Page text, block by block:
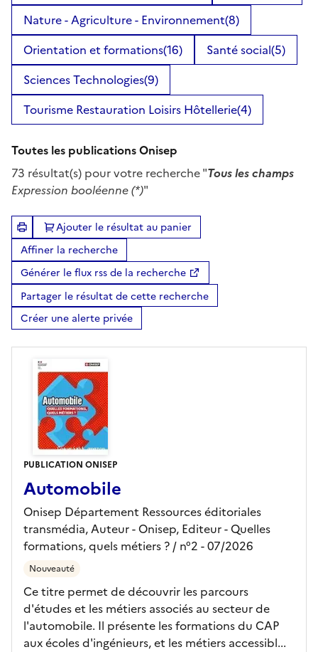
Nature - Agriculture - Environnement(8)
Orientation et formations(16) Santé social(5)
Sciences Technologies(9)
Tourisme Restauration Loisirs Hôtellerie(4)
Toutes les publications Onisep
73 résultat(s) pour votre recherche "Tous les champs
Expression booléenne (*)"
Ajouter le résultat au panier
Affiner la recherche
Générer le flux rss de la recherche
Partager le résultat de cette recherche
Créer une alerte privée
PUBLICATION ONISEP
Automobile
Onisep Département Ressources éditoriales
transmédia, Auteur - Onisep, Editeur- Quelles
formations, quels métiers ? / n°2 - 07/2026
Nouveauté
Ce titre permet de découvrir les parcours
d'études et les métiers associés au secteur de
l'automobile. Il présente les formations du CAP
aux écoles d'ingénieurs, et les métiers accessibl...